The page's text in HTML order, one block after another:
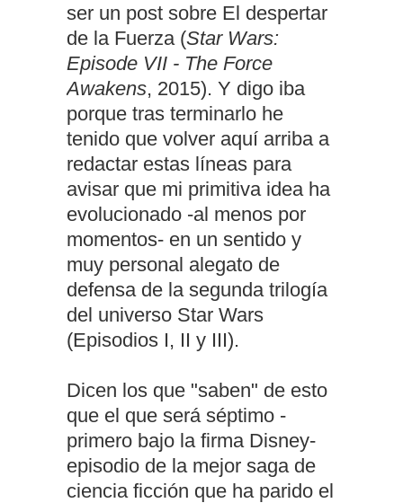
ser un post sobre El despertar
de la Fuerza (Star Wars:
Episode VII - The Force
Awakens, 2015). Y digo iba
porque tras terminarlo he
tenido que volver aquí arriba a
redactar estas líneas para
avisar que mi primitiva idea ha
evolucionado -al menos por
momentos- en un sentido y
muy personal alegato de
defensa de la segunda trilogía
del universo Star Wars
(Episodios I, II y III).
Dicen los que "saben" de esto
que el que será séptimo -
primero bajo la firma Disney-
episodio de la mejor saga de
ciencia ficción que ha parido el